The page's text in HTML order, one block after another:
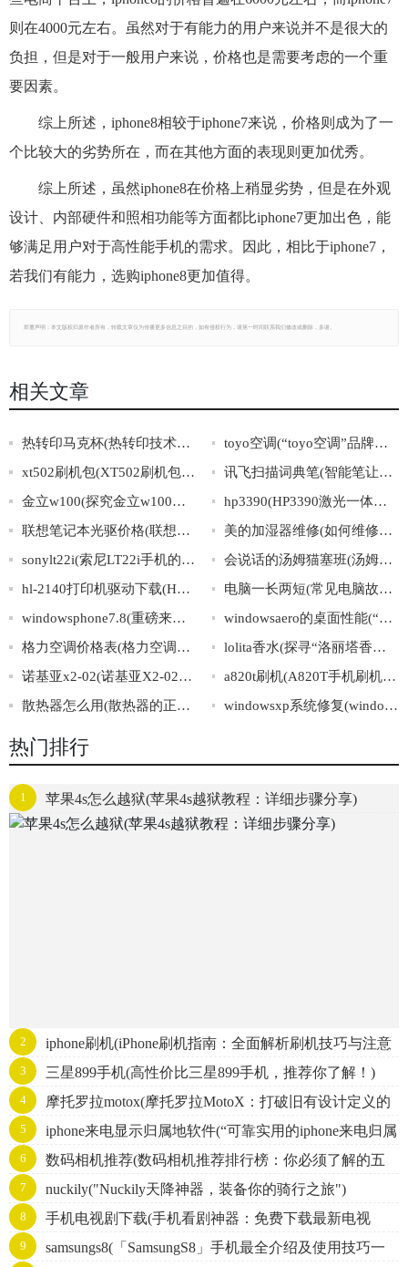
则在4000元左右。虽然对于有能力的用户来说并不是很大的
负担，但是对于一般用户来说，价格也是需要考虑的一个重
要因素。
综上所述，iphone8相较于iphone7来说，价格则成为了一
个比较大的劣势所在，而在其他方面的表现则更加优秀。
综上所述，虽然iphone8在价格上稍显劣势，但是在外观
设计、内部硬件和照相功能等方面都比iphone7更加出色，能
够满足用户对于高性能手机的需求。因此，相比于iphone7，
若我们有能力，选购iphone8更加值得。
郑重声明：本文版权归原作者所有，转载文章仅为传播更多信息之目的，如有侵权行为，请第一时间联系我们修改或删除，多谢。
相关文章
热转印马克杯(热转印技术打造出时尚个性化马克杯，喝茶与创意并行！)
toyo空调(“toyo空调”品牌介绍与选购攻略)
xt502刷机包(XT502刷机包下载与安装教程)
讯飞扫描词典笔(智能笔让学习如行云流水，词典扫描一键高效，讯飞笔助您轻松学习)
金立w100(探究金立w100的性能特点及使用体验)
hp3390(HP3390激光一体机使用指南)
联想笔记本光驱价格(联想笔记本光驱价格查询和比较)
美的加湿器维修(如何维修美的加湿器？)
sonylt22i(索尼LT22i手机的使用技巧和注意事项)
会说话的汤姆猫塞班(汤姆猫塞班：智能宠物助手带来趣味互动)
hl-2140打印机驱动下载(HL-2140打印机驱动软件下载指南)
电脑一长两短(常见电脑故障解析：电脑一长两短的原因及解决方法)
windowsphone7.8(重磅来袭！WindowsPhone7.8全新升级震撼上线！)
windowsaero的桌面性能(“优化WindowsAero桌面，提升系统性能”)
格力空调价格表(格力空调价格一览！)
lolita香水(探寻“洛丽塔香水”的神秘元素)
诺基亚x2-02(诺基亚X2-02：一款经典的音乐手机)
a820t刷机(A820T手机刷机教程及注意事项)
散热器怎么用(散热器的正确使用方法)
windowsxp系统修复(windowsxp系统修复：最全面的故障解决方案)
热门排行
1 苹果4s怎么越狱(苹果4s越狱教程：详细步骤分享)
2
iphone刷机(iPhone刷机指南：全面解析刷机技巧与注意
事项)
3 三星899手机(高性价比三星899手机，推荐你了解！)
4
摩托罗拉motox(摩托罗拉MotoX：打破旧有设计定义的
智能手机之一)
5
iphone来电显示归属地软件(“可靠实用的iphone来电归属
地查询工具”)
6
数码相机推荐(数码相机推荐排行榜：你必须了解的五
款相机)
7 nuckily("Nuckily天降神器，装备你的骑行之旅")
8
手机电视剧下载(手机看剧神器：免费下载最新电视
剧！)
9
samsungs8(「SamsungS8」手机最全介绍及使用技巧一